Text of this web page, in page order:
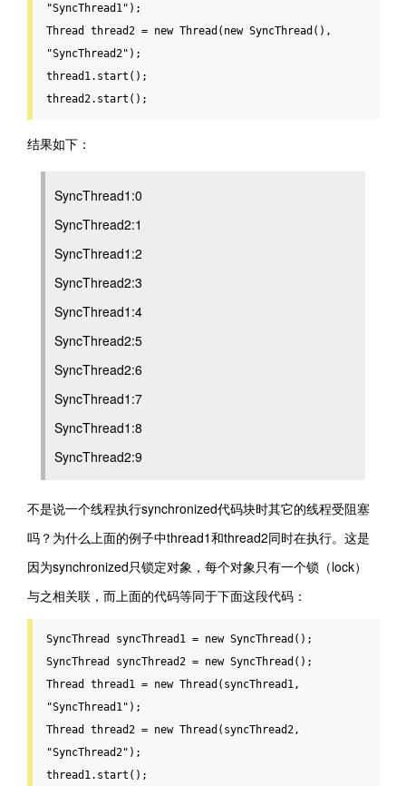
"SyncThread1"
Thread
thread2 = new Thread ( new
"SyncThread2" );
thread1. start();
thread2. start();
结果如下：
SyncThread1:0
SyncThread2:1
SyncThread1:2
SyncThread2:3
SyncThread1:4
SyncThread2:5
SyncThread2:6
SyncThread1:7
SyncThread1:8
SyncThread2:9
不是说一个线程执行synchronized代码块时其它的线程受阻塞
吗？为什么上面的例子中thread1和thread2同时在执行。这是
因为synchronized只锁定对象，每个对象只有一个锁（lock）
与之相关联，而上面的代码等同于下面这段代码：
SyncThread syncThread1 = new SyncThread();
SyncThread syncThread2 = new SyncThread();
Thread thread1 = new
"SyncThread1" );
Thread thread2 = new
"SyncThread2" );
thread1.start();